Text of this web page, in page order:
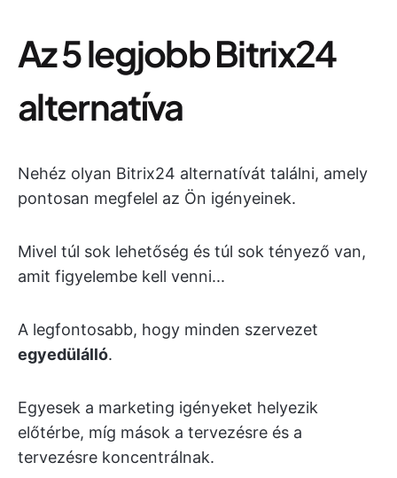
Az 5 legjobb Bitrix24
alternatíva
Nehéz olyan Bitrix24 alternatívát találni, amely
pontosan megfelel az Ön igényeinek.
Mivel túl sok lehetőség és túl sok tényező van,
amit figyelembe kell venni...
A legfontosabb, hogy minden szervezet
egyedülálló.
Egyesek a marketing igényeket helyezik
előtérbe, míg mások a tervezésre és a
tervezésre koncentrálnak.